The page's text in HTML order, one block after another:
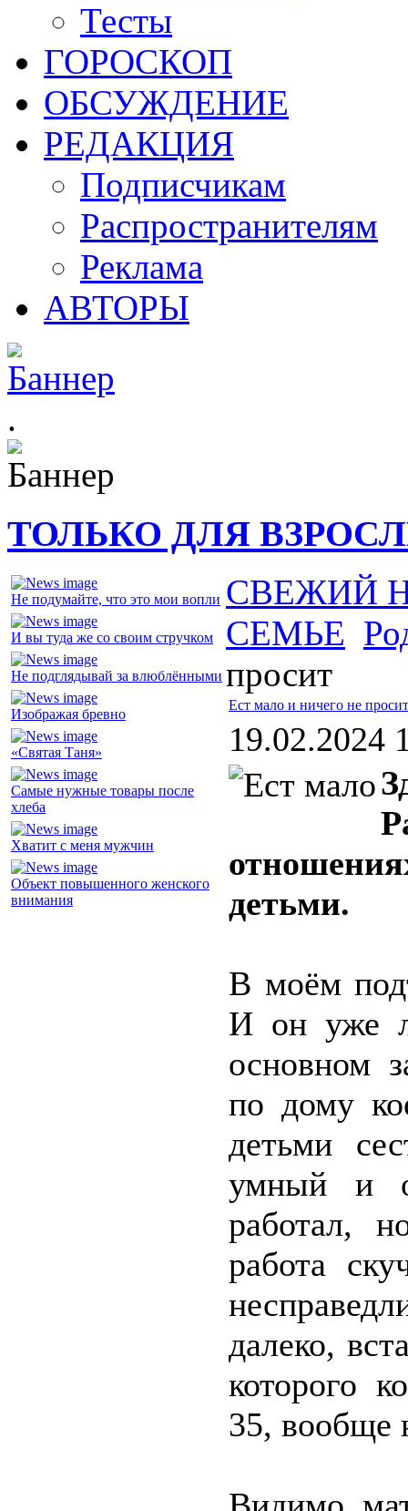
Тесты
ГОРОСКОП
ОБСУЖДЕНИЕ
РЕДАКЦИЯ
Подписчикам
Распространителям
Реклама
АВТОРЫ
.
ТОЛЬКО ДЛЯ
Не подумайте, что это мои вопли
И вы туда же со своим стручком
Не подглядывай за влюблёнными
Изображая бревно
«Святая Таня»
Самые нужные товары после
хлеба
Хватит с меня мужчин
Объект повышенного женского
внимания
СВЕЖИЙ
СЕМЬЕ
просит
Ест мало и ничего не просит
19.02.2024
детьми.
В моём
И он уже
основном
по дому
детьми
умный и
работал,
работа
далеко,
которого
35, вообще